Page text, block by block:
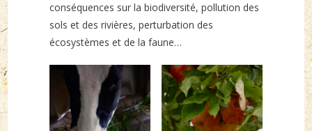
conséquences sur la biodiversité, pollution des
sols et des rivières, perturbation des
écosystèmes et de la faune…